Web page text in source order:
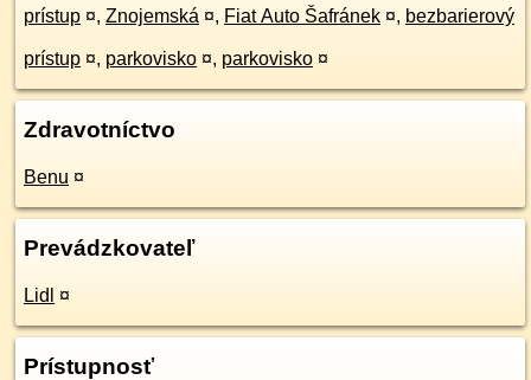
prístup ¤, Znojemská ¤, Fiat Auto Šafránek ¤, bezbarierový
prístup ¤, parkovisko ¤, parkovisko ¤
Zdravotníctvo
Benu ¤
Prevádzkovateľ
Lidl ¤
Prístupnosť